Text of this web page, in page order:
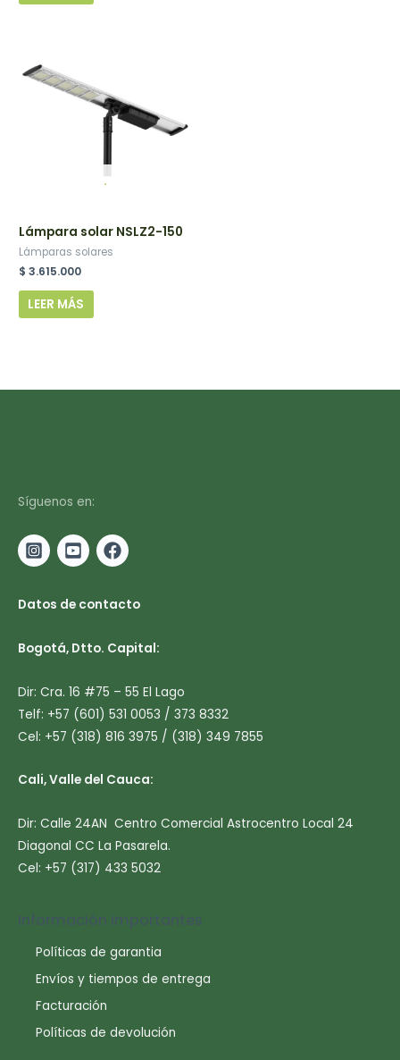
.
Lámpara solar NSLZ2-150
Lámparas solares
$ 3.615.000
LEER MÁS
Síguenos en:
Datos de contacto
Bogotá, Dtto. Capital:
Dir: Cra. 16 #75 – 55 El Lago
Telf: +57 (601) 531 0053 / 373 8332
Cel: +57 (318) 816 3975 / (318) 349 7855
Cali, Valle del Cauca:
Dir: Calle 24AN Centro Comercial Astrocentro Local 24
Diagonal CC La Pasarela.
Cel: +57 (317) 433 5032
Información importantes
Políticas de garantia
Envíos y tiempos de entrega
Facturación
Políticas de devolución